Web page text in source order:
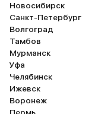
Новосибирск
Санкт-Петербург
Волгоград
Тамбов
Мурманск
Уфа
Челябинск
Ижевск
Воронеж